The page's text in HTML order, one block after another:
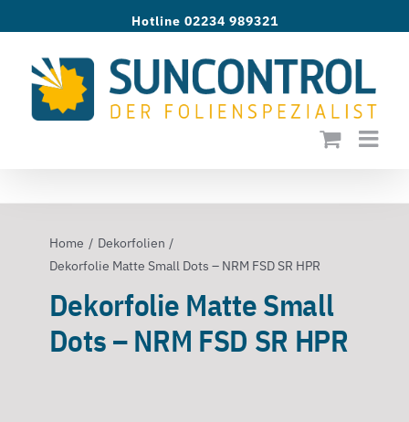
springen
Hotline 02234 989321
Home
Dekorfolien
Dekorfolie Matte Small Dots – NRM FSD SR HPR
Dekorfolie Matte Small
Dots – NRM FSD SR HPR